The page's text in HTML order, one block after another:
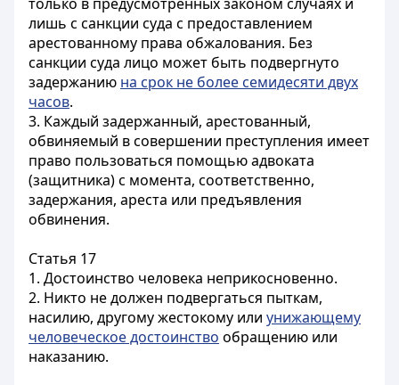
лишь с санкции суда с предоставлением
арестованному права обжалования. Без
санкции суда лицо может быть подвергнуто
задержанию на срок не более семидесяти двух
часов.
3. Каждый задержанный, арестованный,
обвиняемый в совершении преступления имеет
право пользоваться помощью адвоката
(защитника) с момента, соответственно,
задержания, ареста или предъявления
обвинения.
Статья 17
1. Достоинство человека неприкосновенно.
2. Никто не должен подвергаться пыткам,
насилию, другому жестокому или унижающему
человеческое достоинство обращению или
наказанию.